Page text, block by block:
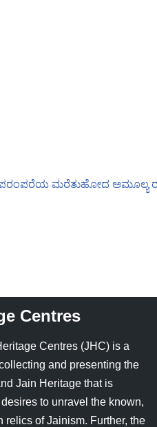
ಮರೆತುಹೋದ ಅಮೂಲ್ಯ
Centres
Centres (JHC) is a
and presenting the
Jain Heritage that is
to unravel the known,
relics of Jainism. Further, the